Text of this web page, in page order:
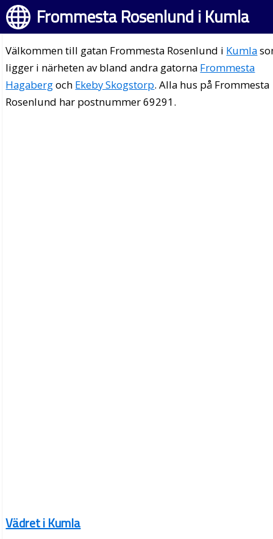
Frommesta Rosenlund i Kumla
Välkommen till gatan Frommesta Rosenlund i Kumla
ligger i närheten av bland andra gatorna Frommesta
Hagabergoch Ekeby Skogstorp. Alla hus på Frommesta
Rosenlund har postnummer 69291.
Vädret i Kumla